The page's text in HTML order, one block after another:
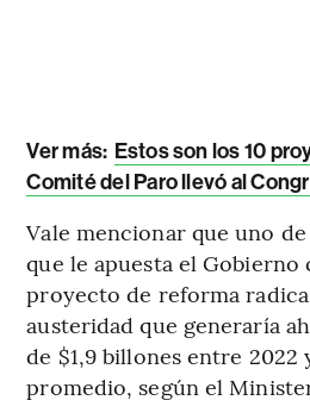
Ver más: Estos son los 10
Comité del Paro llevó al
Vale mencionar que uno
que le apuesta el Gobierno
proyecto de reforma
austeridad que generaría
de $1,9 billones entre 2022
promedio, según el